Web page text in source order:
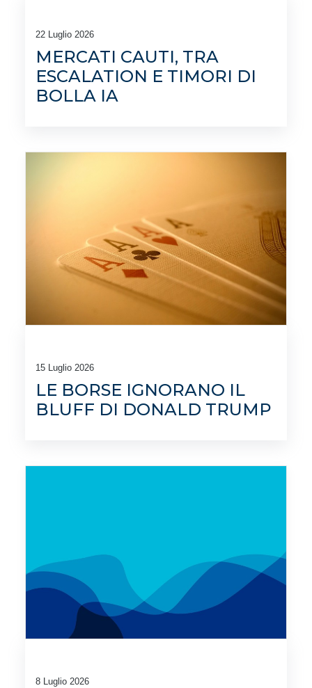
22 Luglio 2026
MERCATI CAUTI, TRA
ESCALATION E TIMORI DI
BOLLA IA
15 Luglio 2026
LE BORSE IGNORANO IL
BLUFF DI DONALD TRUMP
8 Luglio 2026